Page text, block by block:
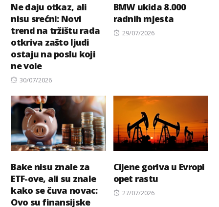
Ne daju otkaz, ali
nisu srećni: Novi
trend na tržištu rada
otkriva zašto ljudi
ostaju na poslu koji
ne vole
Posted
30/07/2026
BMW ukida 8.000
radnih mjesta
Posted
29/07/2026
Bake nisu znale za
ETF-ove, ali su znale
kako se čuva novac:
Ovo su finansijske
Cijene goriva u Evropi
opet rastu
Posted
27/07/2026